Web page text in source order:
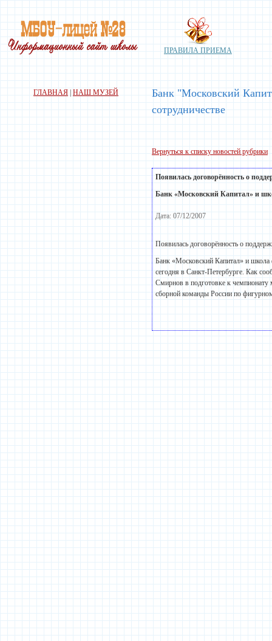
ПРАВИЛА ПРИЕМА
ГЛАВНАЯ НАШ МУЗЕЙ
Банк "Московский
сотрудничестве
Вернуться к списку новостей рубрики
Появилась договорённость о
Банк «Московский Капитал» и
Дата: 07/12/2007
Появилась договорённость о
Банк «Московский Капитал» и школа
сегодня в Санкт-Петербурге. Как
Смирнов в подготовке к
сборной команды России по